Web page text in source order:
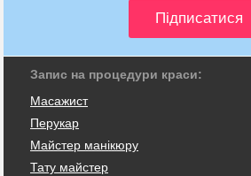
Запис на процедури краси:
Масажист
Перукар
Майстер манікюру
Тату майстер